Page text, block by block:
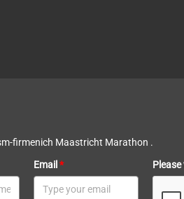
firmenich Maastricht Marathon .
Email *